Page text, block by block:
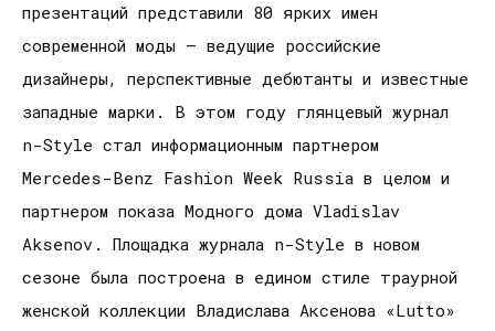
презентаций представили 80 ярких имен
современной моды – ведущие российские
дизайнеры, перспективные дебютанты и известные
западные марки. В этом году глянцевый журнал
n-Style стал информационным партнером
Mercedes-Benz Fashion Week Russia в целом и
партнером показа Модного дома Vladislav
Aksenov. Площадка журнала n-Style в новом
сезоне была построена в едином стиле траурной
женской коллекции Владислава Аксенова «Lutto»